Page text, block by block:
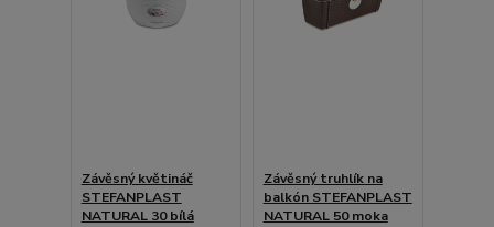
Závěsný květináč
STEFANPLAST
NATURAL 30 bílá
Závěsný truhlík na
balkón STEFANPLAST
NATURAL 50 moka